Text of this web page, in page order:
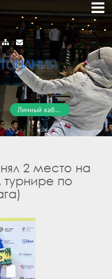
Личный кабинет
2 место на
по